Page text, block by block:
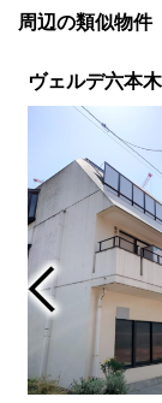
周辺の類似物件